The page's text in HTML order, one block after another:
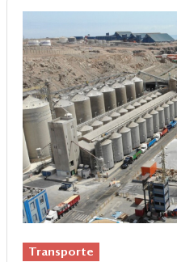
Transporte